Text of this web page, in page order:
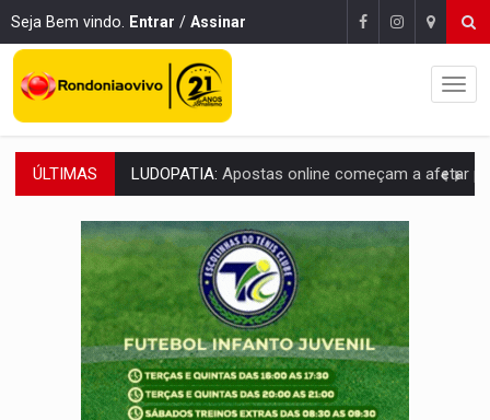
Seja Bem vindo. Entrar / Assinar
ÚLTIMAS REFLORESTAMENTO: Plantar árvores não será mais suficiente para
OVNIS NA LUA:Cientistas alertam para possível base secreta no satélite
ACABOU COM PEUGEOT:Incêndio destrói carro que era rebocado para oficina
VÍDEO: Ladrão é filmado furtando moto na frente do bar
BOLSAS DE PESQUISA:Iniciativa Amazônia+10 lança chamada para fortalecer
MATERIAL:Brasil tem grandes reservas de urânio, mas produz pouco e